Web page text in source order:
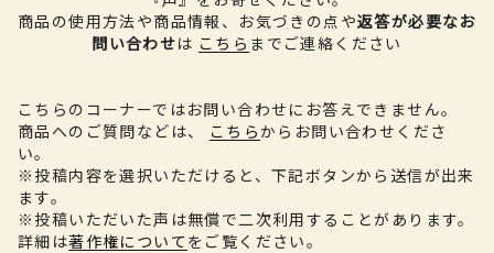
商品の使用方法や商品情報、お気づきの点や返答が必要なお
問い合わせは こちら までご連絡ください
こちらのコーナーではお問い合わせにお答えできません。
商品へのご質問などは、
こちらからお問い合わせくださ
い。
※投稿内容を選択いただけると、下記ボタンから送信が出来
ます。
※投稿いただいた声は無償で二次利用することがあります。
詳細は著作権について をご覧ください。